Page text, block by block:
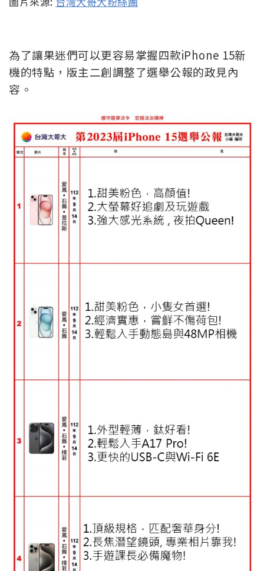
為了讓果迷們可以更容易掌握四款iPhone 15新
機的特點，版主二創調整了選舉公報的政見內
容。